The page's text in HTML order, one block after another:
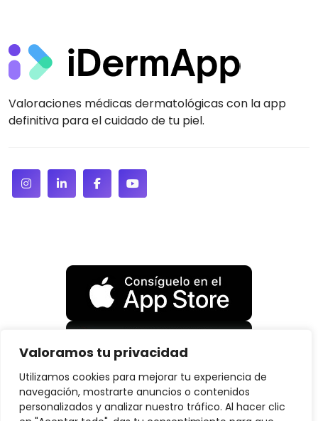
Valoramos tu privacidad
Utilizamos cookies para mejorar tu experiencia de
navegación, mostrarte anuncios o contenidos
personalizados y analizar nuestro tráfico. Al hacer clic
Valoraciones médicas dermatológicas con la app
definitiva para el cuidado de tu piel.